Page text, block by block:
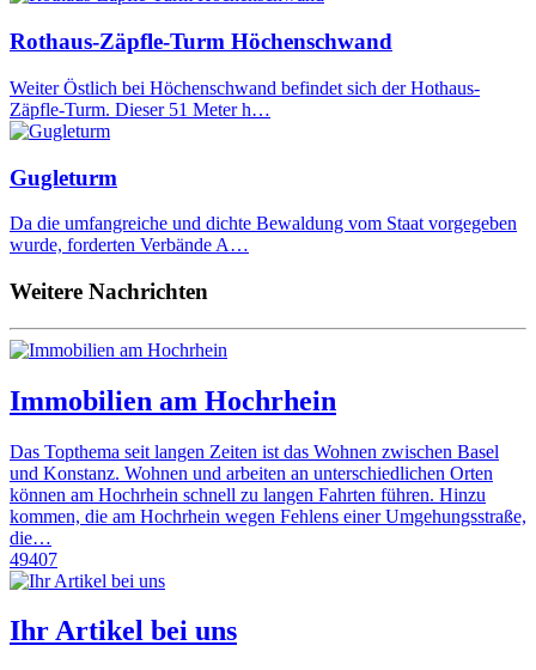
Rothaus-Zäpfle-Turm Höchenschwand
Weiter Östlich bei Höchenschwand befindet sich der Hothaus-
Zäpfle-Turm. Dieser 51 Meter h…
Gugleturm
Da die umfangreiche und dichte Bewaldung vom Staat vorgegeben
wurde, forderten Verbände A…
Weitere Nachrichten
Immobilien am Hochrhein
Das Topthema seit langen Zeiten ist das Wohnen zwischen Basel
und Konstanz. Wohnen und arbeiten an unterschiedlichen Orten
können am Hochrhein schnell zu langen Fahrten führen. Hinzu
kommen, die am Hochrhein wegen Fehlens einer Umgehungsstraße,
die…
49407
Ihr Artikel bei uns